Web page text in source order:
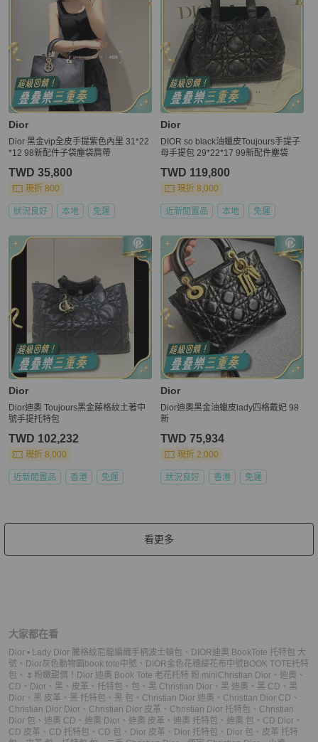
Dior
Dior 黑金vip全皮手提紫色內里 31*22
*12 98新配件子袋塵袋肩帶
TWD 35,800
現折 800
狀況良好 本地 免運
Dior
DIOR so black油蠟皮Toujours手提子
母手提包 29*22*17 99新配件塵袋
TWD 119,800
現折 8,000
近新閒置品 本地 免運
Dior
Dior迪奧 Toujours黑金藤格紋土著中
號手提托特包
TWD 102,232
現折 8,000
近新閒置品 香港 免運
Dior
Dior迪奧黑金油蠟皮lady四格戴妃 98
新
TWD 75,934
現折 2,000
狀況良好 香港 免運
看更多
大家都在看
Dior • Lady Dior 騰格紋尼龍編織手柄波士頓包 、 DIOR迪奧 BookTote 托特包 大
號 、 Dior灰色動物園book tote中號 、 DIOR金色花穗緹花布中號BOOK TOTE托特
包 、 🌷粉嫩甜價！Dior 迪奧 Book Tote 老花托特 粉 miniChristian Dior 、 迪奧 、
CD 、 Dior 、 黑 、 皮革 、 托特包 、 包 、 黑 Christian Dior 、 黑 迪奧 、 黑 CD 、 黑
Dior 、 黑 皮革 、 黑 托特包 、 黑 包 、 Christian Dior 迪奧 、 Christian Dior CD 、
Christian Dior Dior 、 Christian Dior 皮革 、 Christian Dior 托特包 、 Christian
Dior 包 、 迪奧 CD 、 迪奧 Dior 、 迪奧 皮革 、 迪奧 托特包 、 迪奧 包 、 CD Dior 、
CD 皮革 、 CD 托特包 、 CD 包 、 Dior 皮革 、 Dior 托特包 、 Dior 包 、 皮革 托特